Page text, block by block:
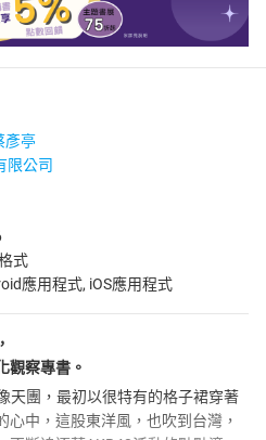
彥亭
限公司
式
應用程式, iOS應用程式
觀察專書。
團，最初以很特有的格子裙穿著
中，這股東洋風，也吹到台灣，